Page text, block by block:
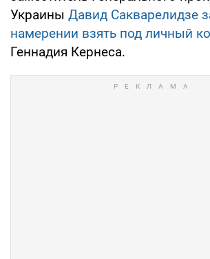
Украины Давид Сакварелидзе
намерении взять под личный
Геннадия Кернеса.